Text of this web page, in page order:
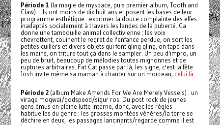
Période 1 (la magie de myspace, puis premier album, Tooth and
Claw): Ils ont moins de dix huit ans et posent les bases de leur
programme esthétique : exprimer la douce complainte des elfes
inadaptés socialement à travers les landes de la puberté. Ca
donne une tambouille animal collectivienne : les voix
chevrottent, couinent le regret de l'enfance perdue, on sort les
petites cuillers et divers objets qui font gling gling, on tape dans
les mains, on triture tout ça dans le sampler. Un peu d'impro, un
peu de bruit, beaucoup de mélodies toutes mignonnes et de
ruptures arbitraires. Fat Cat passe par là, les signe, c'est la fête.
Josh invite même sa maman à chanter sur un morceau, celui là
Période 2(album Make Amends For We Are Merely Vessels) : un
virage mogwai/godspeed/sigur ros. Du post rock de jeunes
gens émus en pleine lutte interne, donc, avec les règles
habituelles du genre : les grosses montées vénères/la terre se
déchire en deux, les passages lancinants/regarde comme il est